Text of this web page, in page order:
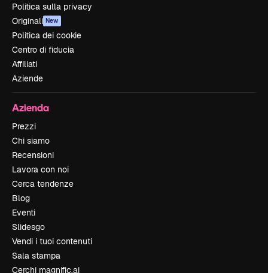
Politica sulla privacy
Originali New
Politica dei cookie
Centro di fiducia
Affiliati
Aziende
Azienda
Prezzi
Chi siamo
Recensioni
Lavora con noi
Cerca tendenze
Blog
Eventi
Slidesgo
Vendi i tuoi contenuti
Sala stampa
Cerchi magnific.ai